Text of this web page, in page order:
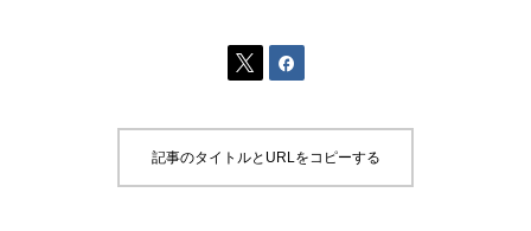
 
記事のタイトルとURLをコピーする